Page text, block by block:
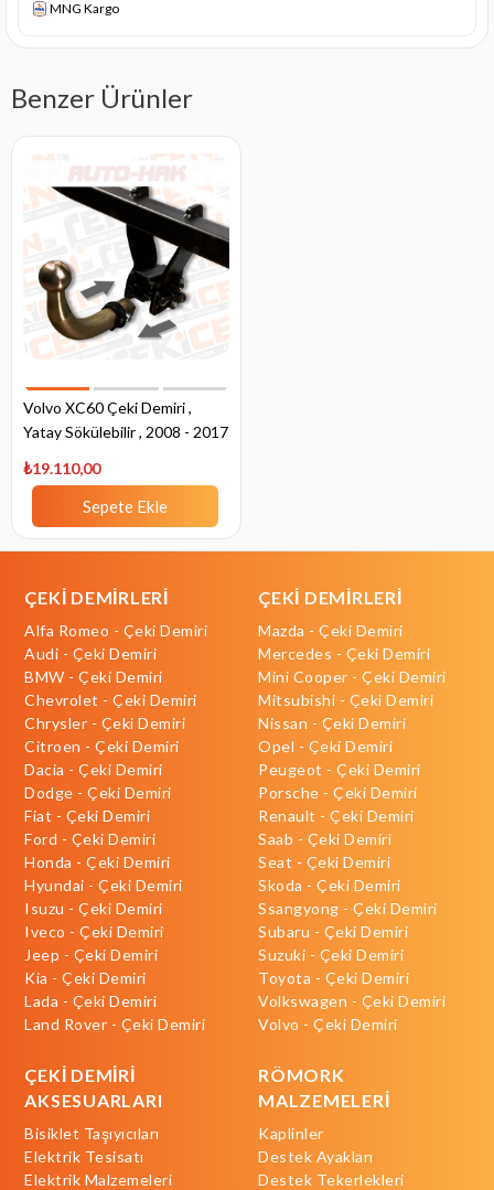
MNG Kargo
Benzer Ürünler
Volvo XC60 Çeki Demiri ,
Yatay Sökülebilir , 2008 - 2017
₺19.110,00
Sepete Ekle
ÇEKİ DEMİRLERİ
Alfa Romeo - Çeki Demiri
Audi - Çeki Demiri
BMW - Çeki Demiri
Chevrolet - Çeki Demiri
Chrysler - Çeki Demiri
Citroen - Çeki Demiri
Dacia - Çeki Demiri
Dodge - Çeki Demiri
Fiat - Çeki Demiri
Ford - Çeki Demiri
Honda - Çeki Demiri
Hyundai - Çeki Demiri
Isuzu - Çeki Demiri
Iveco - Çeki Demiri
Jeep - Çeki Demiri
Kia - Çeki Demiri
Lada - Çeki Demiri
Land Rover - Çeki Demiri
ÇEKİ DEMİRLERİ
Mazda - Çeki Demiri
Mercedes - Çeki Demiri
Mini Cooper - Çeki Demiri
Mitsubishi - Çeki Demiri
Nissan - Çeki Demiri
Opel - Çeki Demiri
Peugeot - Çeki Demiri
Porsche - Çeki Demiri
Renault - Çeki Demiri
Saab - Çeki Demiri
Seat - Çeki Demiri
Skoda - Çeki Demiri
Ssangyong - Çeki Demiri
Subaru - Çeki Demiri
Suzuki - Çeki Demiri
Toyota - Çeki Demiri
Volkswagen - Çeki Demiri
Volvo - Çeki Demiri
ÇEKİ DEMİRİ
AKSESUARLARI
Bisiklet Taşıyıcıları
Elektrik Tesisatı
Elektrik Malzemeleri
RÖMORK
MALZEMELERİ
Kaplinler
Destek Ayakları
Destek Tekerlekleri